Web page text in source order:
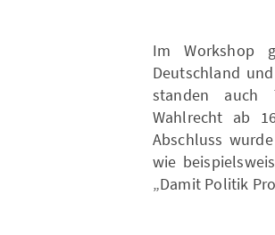
Im Workshop
Deutschland
standen auch
Wahlrecht ab
Abschluss
wie
„Damit Politik